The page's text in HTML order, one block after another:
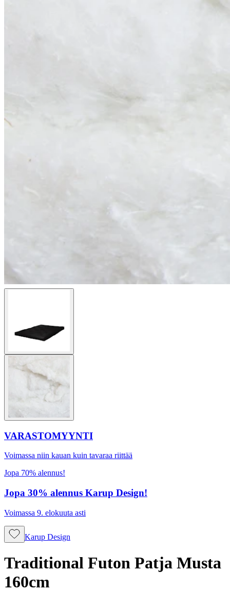
VARASTOMYYNTI
Voimassa niin kauan kuin tavaraa riittää
Jopa 70% alennus!
Jopa 30% alennus Karup Design!
Voimassa 9. elokuuta asti
Karup Design
Traditional Futon Patja Musta
160cm